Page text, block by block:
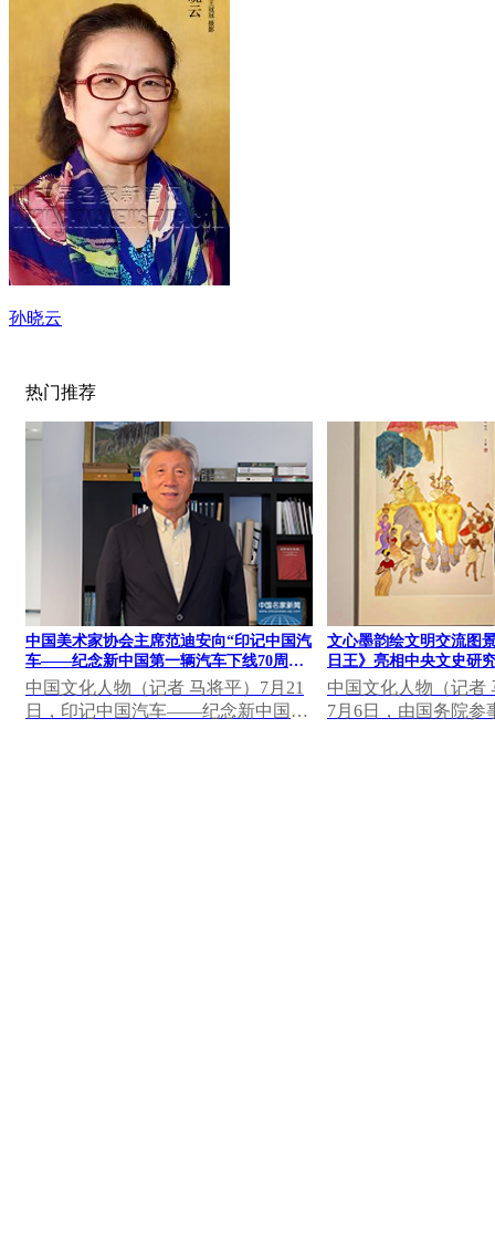
孙晓云
热门推荐
中国美术家协会主席范迪安向“印记中国汽
车——纪念新中国第一辆汽车下线70周年
大众篆刻作品展”发表视频致辞
中国文化人物（记者 马将平）7月21
日，印记中国汽车——纪念新中国第
文心墨韵绘文明交流图
日王》亮相中央文史研
果展
中国文化人物（记者
7月6日，由国务院参